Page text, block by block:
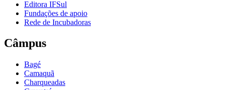
Editora IFSul
Fundações de apoio
Rede de Incubadoras
Câmpus
Bagé
Camaquã
Charqueadas